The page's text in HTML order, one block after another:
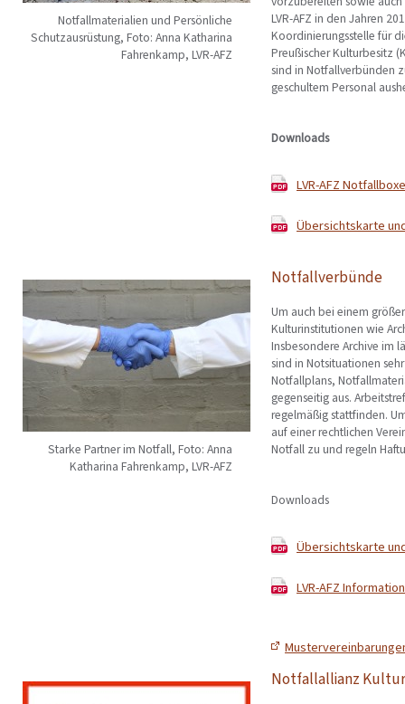
Notfallmaterialien und Persönliche
Schutzausrüstung, Foto: Anna Katharina
Fahrenkamp, LVR-AFZ
LVR-AFZ in den Jahren
Koordinierungsstelle für
Preußischer Kulturbesitz
sind in Notfallverbünden
geschultem Personal
Downloads
LVR-AFZ
Übersichtskarte
Starke Partner im Notfall, Foto: Anna
Katharina Fahrenkamp, LVR-AFZ
Notfallverbünde
Um auch bei einem
Kulturinstitutionen wie
Insbesondere Archive im
sind in Notsituationen
Notfallplans,
gegenseitig aus.
regelmäßig stattfinden.
auf einer rechtlichen
Notfall zu und regeln
Downloads
Übersichtskarte
LVR-AFZ
Notfallallianz Kultur